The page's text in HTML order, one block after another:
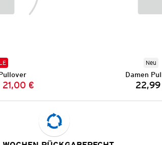
Preis:
Preis:
21,00 €
Neu
Damen
22,99